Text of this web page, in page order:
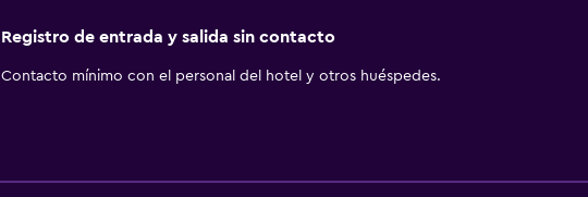
Registro de entrada y salida sin contacto
Contacto mínimo con el personal del hotel y otros huéspedes.